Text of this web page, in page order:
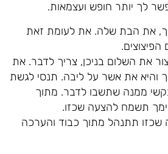
לך יותר חופש ועצמאות.
את הבת שלה. את לעומת זאת
הפיצוצים.
את השלום בניכן, צריך לדבר. את
והיא את אשר על ליבה. תנסי לגשת
ממנה שתשבו לדבר. מתוך
תשמח להצעה שכזו.
שכזו תתנהל מתוך כבוד והערכה